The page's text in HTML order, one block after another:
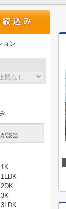
ョン
該当
1K
1LDK
2DK
3K
3LDK